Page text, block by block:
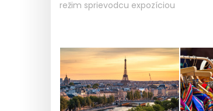
režim sprievodcu expozíciou